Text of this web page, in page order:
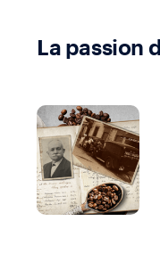
La passion